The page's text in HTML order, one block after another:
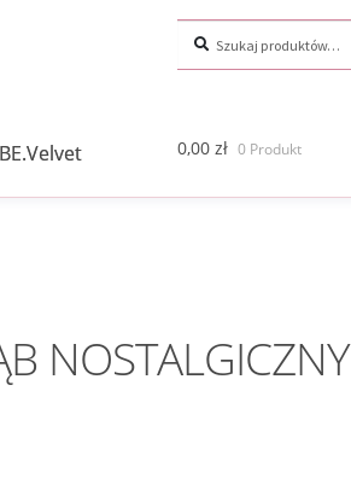
0,00 zł 0 Produkt
NOSTALGICZNY